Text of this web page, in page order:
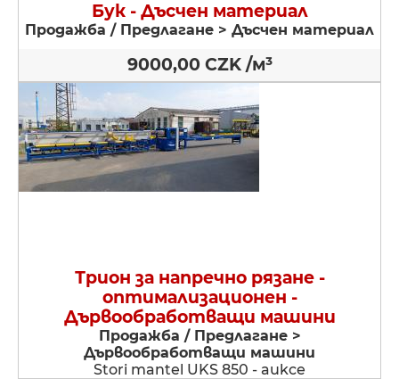
Бук - Дъсчен материал
Продажба / Предлагане > Дъсчен материал
9000,00 CZK /м³
Трион за напречно рязане -
оптимализационен -
Дървообработващи машини
Продажба / Предлагане >
Дървообработващи машини
Stori mantel UKS 850 - aukce